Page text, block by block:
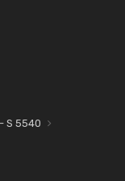
S 5540